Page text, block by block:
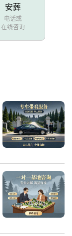
安葬
电话或
在线咨询